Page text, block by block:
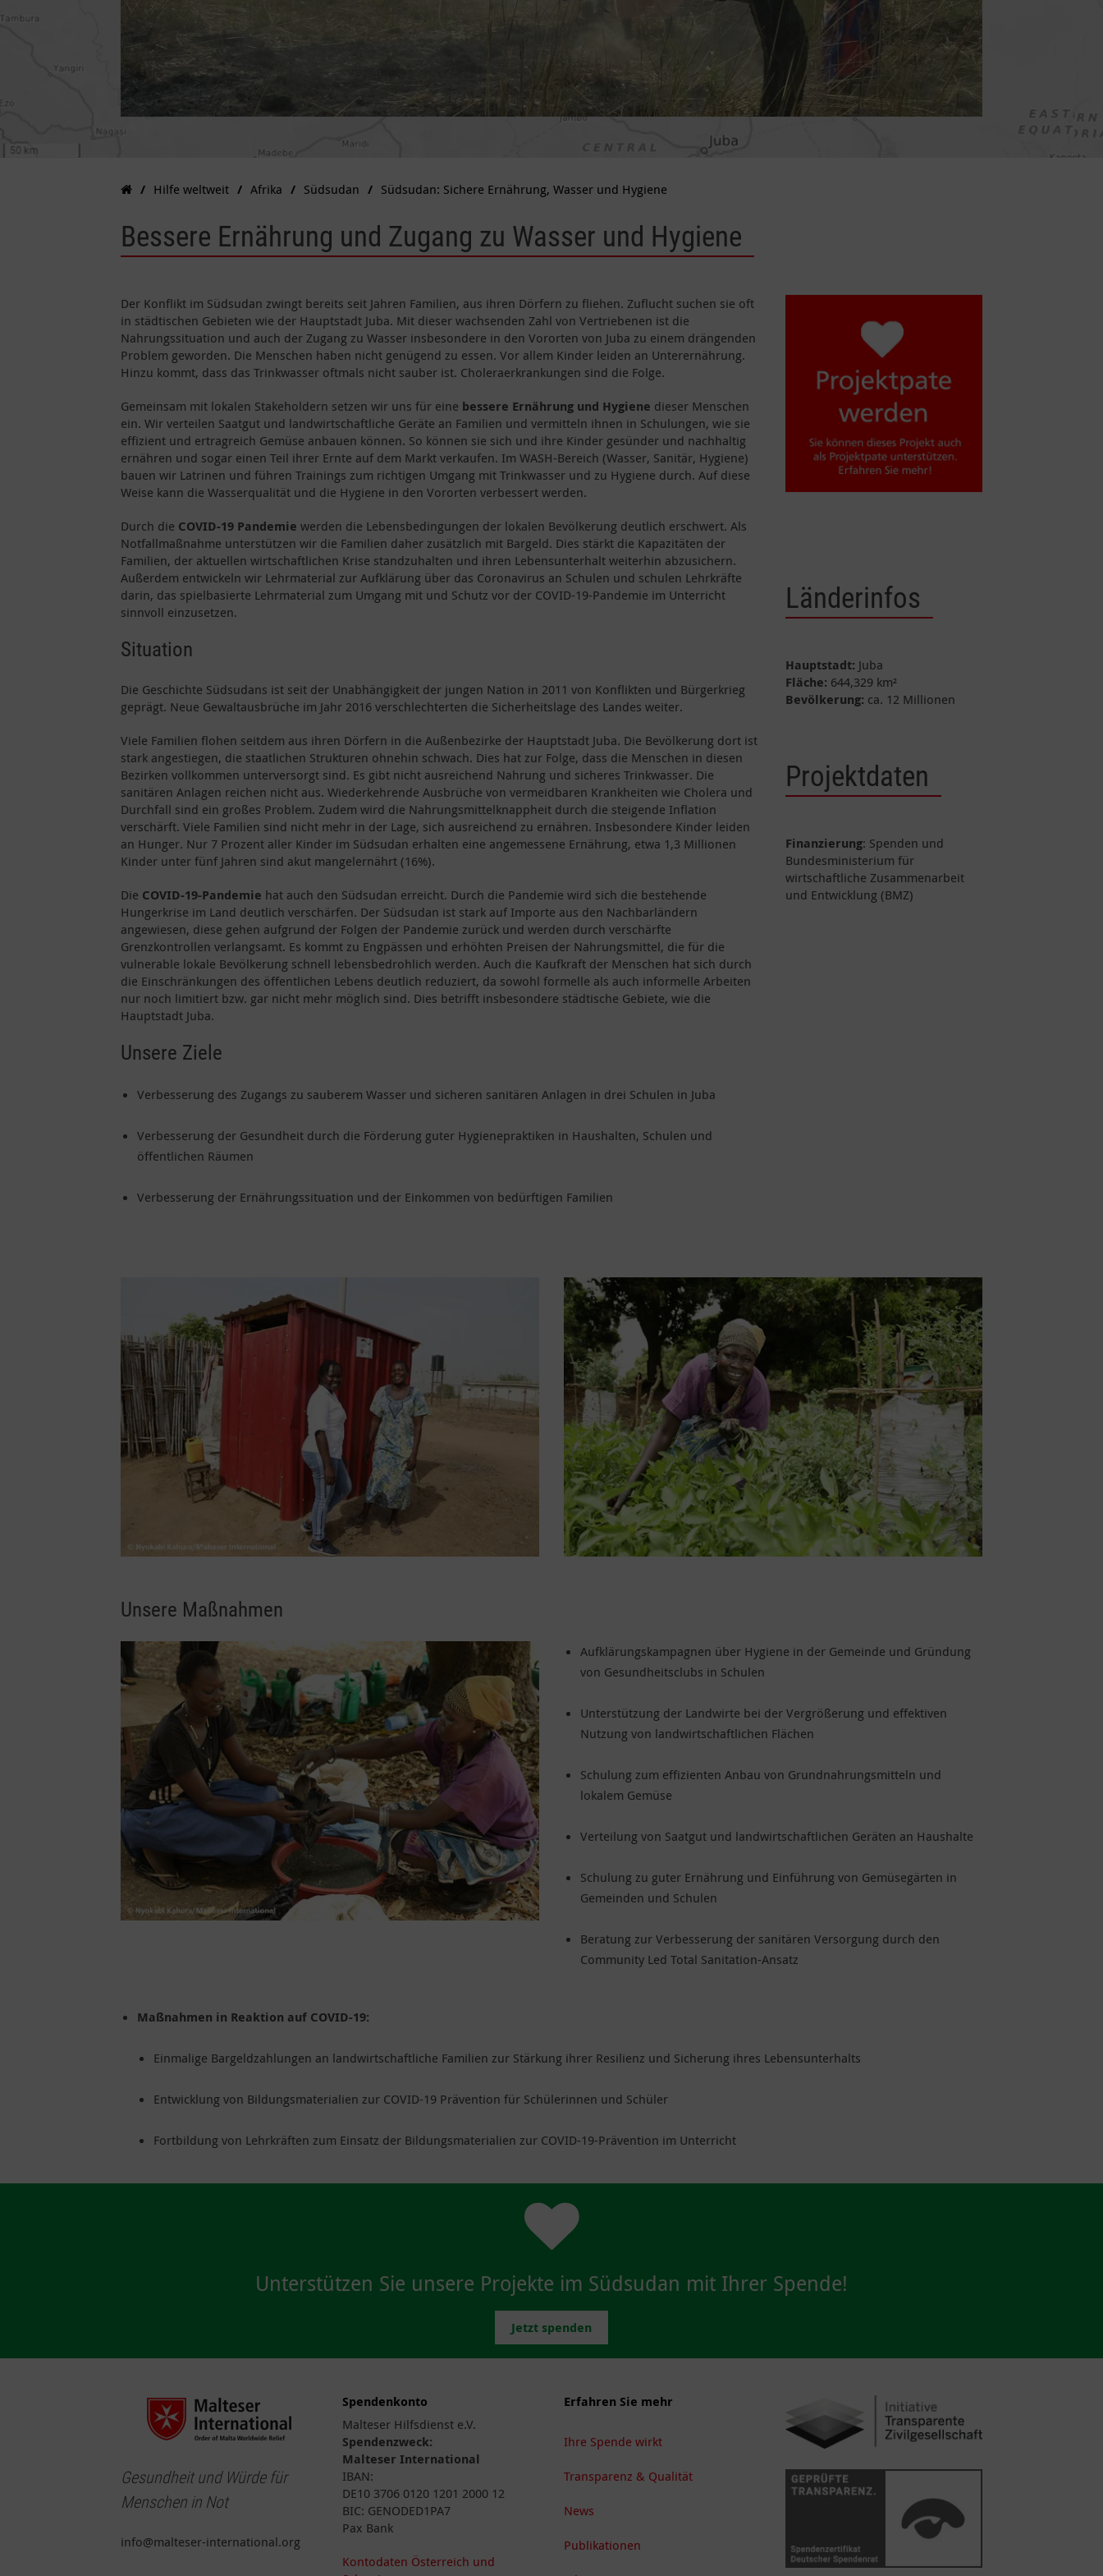
Hilfe weltweit Afrika Südsudan Südsudan: Sichere Ernährung, Wasser und Hygiene
Bessere Ernährung und Zugang zu Wasser und Hygiene
Der Konflikt im Südsudan zwingt bereits seit Jahren Familien, aus ihren Dörfern zu fliehen. Zuflucht suchen sie oft
in städtischen Gebieten wie der Hauptstadt Juba. Mit dieser wachsenden Zahl von Vertriebenen ist die
Nahrungssituation und auch der Zugang zu Wasser insbesondere in den Vororten von Juba zu einem drängenden
Problem geworden. Die Menschen haben nicht genügend zu essen. Vor allem Kinder leiden an Unterernährung.
Hinzu kommt, dass das Trinkwasser oftmals nicht sauber ist. Choleraerkrankungen sind die Folge.
Gemeinsam mit lokalen Stakeholdern setzen wir uns für eine bessere Ernährung und Hygiene dieser Menschen
ein. Wir verteilen Saatgut und landwirtschaftliche Geräte an Familien und vermitteln ihnen in Schulungen, wie sie
effizient und ertragreich Gemüse anbauen können. So können sie sich und ihre Kinder gesünder und nachhaltig
ernähren und sogar einen Teil ihrer Ernte auf dem Markt verkaufen. Im WASH-Bereich (Wasser, Sanitär, Hygiene)
bauen wir Latrinen und führen Trainings zum richtigen Umgang mit Trinkwasser und zu Hygiene durch. Auf diese
Weise kann die Wasserqualität und die Hygiene in den Vororten verbessert werden.
Durch die COVID-19 Pandemie werden die Lebensbedingungen der lokalen Bevölkerung deutlich erschwert. Als
Notfallmaßnahme unterstützen wir die Familien daher zusätzlich mit Bargeld. Dies stärkt die Kapazitäten der
Familien, der aktuellen wirtschaftlichen Krise standzuhalten und ihren Lebensunterhalt weiterhin abzusichern.
Außerdem entwickeln wir Lehrmaterial zur Aufklärung über das Coronavirus an Schulen und schulen Lehrkräfte
darin, das spielbasierte Lehrmaterial zum Umgang mit und Schutz vor der COVID-19-Pandemie im Unterricht
sinnvoll einzusetzen.
Situation
Die Geschichte Südsudans ist seit der Unabhängigkeit der jungen Nation in 2011 von Konflikten und Bürgerkrieg
geprägt. Neue Gewaltausbrüche im Jahr 2016 verschlechterten die Sicherheitslage des Landes weiter.
Viele Familien flohen seitdem aus ihren Dörfern in die Außenbezirke der Hauptstadt Juba. Die Bevölkerung dort ist
stark angestiegen, die staatlichen Strukturen ohnehin schwach. Dies hat zur Folge, dass die Menschen in diesen
Bezirken vollkommen unterversorgt sind. Es gibt nicht ausreichend Nahrung und sicheres Trinkwasser. Die
sanitären Anlagen reichen nicht aus. Wiederkehrende Ausbrüche von vermeidbaren Krankheiten wie Cholera und
Durchfall sind ein großes Problem. Zudem wird die Nahrungsmittelknappheit durch die steigende Inflation
verschärft. Viele Familien sind nicht mehr in der Lage, sich ausreichend zu ernähren. Insbesondere Kinder leiden
an Hunger. Nur 7 Prozent aller Kinder im Südsudan erhalten eine angemessene Ernährung, etwa 1,3 Millionen
Kinder unter fünf Jahren sind akut mangelernährt (16%).
Die COVID-19-Pandemie hat auch den Südsudan erreicht. Durch die Pandemie wird sich die bestehende
Hungerkrise im Land deutlich verschärfen. Der Südsudan ist stark auf Importe aus den Nachbarländern
angewiesen, diese gehen aufgrund der Folgen der Pandemie zurück und werden durch verschärfte
Grenzkontrollen verlangsamt. Es kommt zu Engpässen und erhöhten Preisen der Nahrungsmittel, die für die
vulnerable lokale Bevölkerung schnell lebensbedrohlich werden. Auch die Kaufkraft der Menschen hat sich durch
die Einschränkungen des öffentlichen Lebens deutlich reduziert, da sowohl formelle als auch informelle Arbeiten
nur noch limitiert bzw. gar nicht mehr möglich sind. Dies betrifft insbesondere städtische Gebiete, wie die
Hauptstadt Juba.
Unsere Ziele
Verbesserung des Zugangs zu sauberem Wasser und sicheren sanitären Anlagen in drei Schulen in Juba
Verbesserung der Gesundheit durch die Förderung guter Hygienepraktiken in Haushalten, Schulen und
öffentlichen Räumen
Verbesserung der Ernährungssituation und der Einkommen von bedürftigen Familien
Länderinfos
Hauptstadt: Juba
Fläche: 644,329 km²
Bevölkerung: ca. 12 Millionen
Projektdaten
Finanzierung: Spenden und
Bundesministerium für
wirtschaftliche Zusammenarbeit
und Entwicklung (BMZ)
Unsere Maßnahmen
Aufklärungskampagnen über Hygiene in der Gemeinde und Gründung
von Gesundheitsclubs in Schulen
Unterstützung der Landwirte bei der Vergrößerung und effektiven
Nutzung von landwirtschaftlichen Flächen
Schulung zum effizienten Anbau von Grundnahrungsmitteln und
lokalem Gemüse
Verteilung von Saatgut und landwirtschaftlichen Geräten an Haushalte
Schulung zu guter Ernährung und Einführung von Gemüsegärten in
Gemeinden und Schulen
Beratung zur Verbesserung der sanitären Versorgung durch den
Community Led Total Sanitation-Ansatz
Maßnahmen in Reaktion auf COVID-19:
Einmalige Bargeldzahlungen an landwirtschaftliche Familien zur Stärkung ihrer Resilienz und Sicherung ihres Lebensunterhalts
Entwicklung von Bildungsmaterialien zur COVID-19 Prävention für Schülerinnen und Schüler
Fortbildung von Lehrkräften zum Einsatz der Bildungsmaterialien zur COVID-19-Prävention im Unterricht
Unterstützen Sie unsere Projekte im Südsudan mit Ihrer Spende!
Jetzt spenden
Gesundheit und Würde für
Menschen in Not
info@malteser-international.org
Spendenkonto
Malteser Hilfsdienst e.V.
Spendenzweck:
Malteser International
IBAN:
DE10 3706 0120 1201 2000 12
BIC: GENODED1PA7
Pax Bank
Kontodaten Österreich und
Erfahren Sie mehr
Ihre Spende wirkt
Transparenz & Qualität
News
Publikationen